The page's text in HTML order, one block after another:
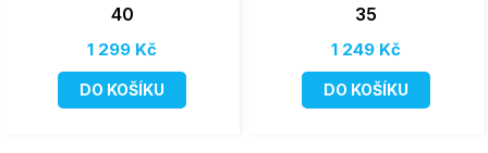
40
1 299 Kč
DO KOŠÍKU
35
1 249 Kč
DO KOŠÍKU